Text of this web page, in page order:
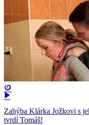
Zahýba Klárka Jožkovi s
tvrdí Tomáš!